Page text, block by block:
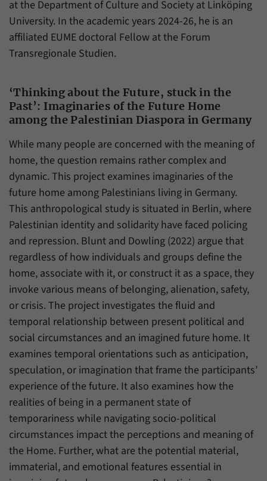
at the Department of Culture and Society at Linköping
University. In the academic years 2024-26, he is an
affiliated EUME doctoral Fellow at the Forum
Transregionale Studien.
‘Thinking about the Future, stuck in the
Past’: Imaginaries of the Future Home
among the Palestinian Diaspora in Germany
While many people are concerned with the meaning of
home, the question remains rather complex and
dynamic. This project examines imaginaries of the
future home among Palestinians living in Germany.
This anthropological study is situated in Berlin, where
Palestinian identity and solidarity have faced policing
and repression. Blunt and Dowling (2022) argue that
regardless of how individuals and groups define the
home, associate with it, or construct it as a space, they
invoke various means of belonging, alienation, safety,
or crisis. The project investigates the fluid and
temporal relationship between present political and
social circumstances and an imagined future home. It
examines temporal orientations such as anticipation,
speculation, or imagination that frame the participants’
experience of the future. It also examines how the
realities of being in a permanent state of
temporariness while navigating socio-political
circumstances impact the perceptions and meaning of
the Home. Further, what are the potential material,
immaterial, and emotional features essential in